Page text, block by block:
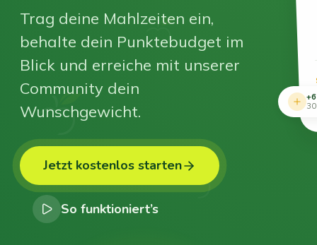
Trag deine Mahlzeiten ein,
behalte dein Punktebudget im
Blick und erreiche mit unserer
Community dein
Wunschgewicht.
Jetzt kostenlos starten
So funktioniert’s